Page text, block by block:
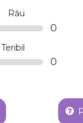
Rău
0
Teribil
0